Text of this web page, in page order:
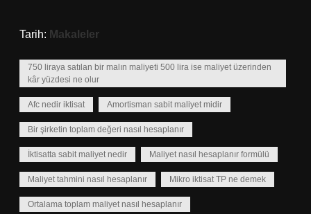
Tarih: Makaleler
750 liraya satılan bir malın maliyeti 500 lira ise maliyet üzerinden
kâr yüzdesi ne olur
Afc nedir iktisat Amortisman sabit maliyet midir
Bir şirketin toplam değeri nasıl hesaplanır
İktisatta sabit maliyet nedir Maliyet nasıl hesaplanır formülü
Maliyet tahmini nasıl hesaplanır Mikro iktisat TP ne demek
Ortalama toplam maliyet nasıl hesaplanır